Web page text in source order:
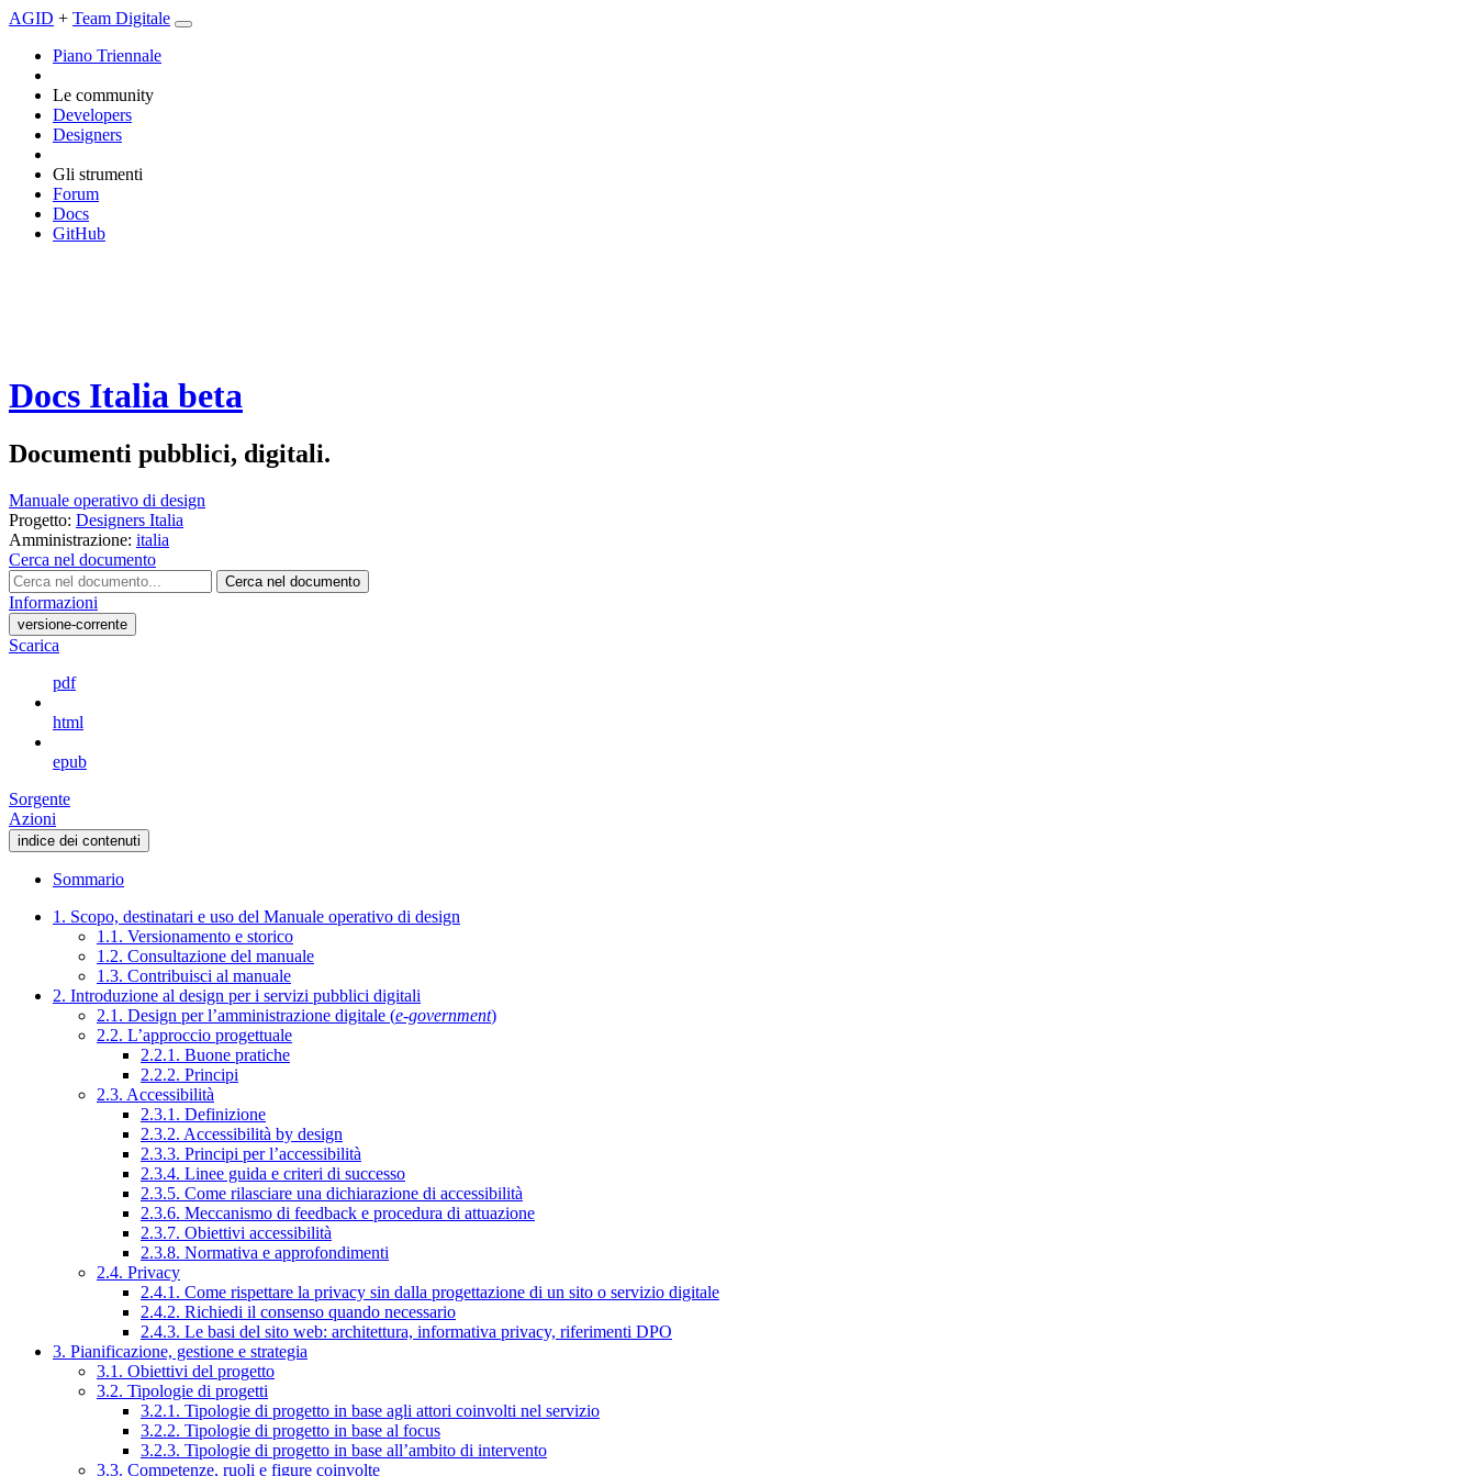
AGID + Team Digitale
Piano Triennale
Le community
Developers
Designers
Gli strumenti
Forum
Docs
GitHub
Docs Italia beta
Documenti pubblici, digitali.
Manuale operativo di design
Progetto: Designers Italia
Amministrazione: italia
Cerca nel documento
Cerca nel documento
Informazioni
versione-corrente
Scarica
pdf
html
epub
Sorgente
Azioni
indice dei contenuti
Sommario
1. Scopo, destinatari e uso del Manuale operativo di design
1.1. Versionamento e storico
1.2. Consultazione del manuale
1.3. Contribuisci al manuale
2. Introduzione al design per i servizi pubblici digitali
2.1. Design per l’amministrazione digitale (e-government)
2.2. L’approccio progettuale
2.2.1. Buone pratiche
2.2.2. Principi
2.3. Accessibilità
2.3.1. Definizione
2.3.2. Accessibilità by design
2.3.3. Principi per l’accessibilità
2.3.4. Linee guida e criteri di successo
2.3.5. Come rilasciare una dichiarazione di accessibilità
2.3.6. Meccanismo di feedback e procedura di attuazione
2.3.7. Obiettivi accessibilità
2.3.8. Normativa e approfondimenti
2.4. Privacy
2.4.1. Come rispettare la privacy sin dalla progettazione di un sito o servizio digitale
2.4.2. Richiedi il consenso quando necessario
2.4.3. Le basi del sito web: architettura, informativa privacy, riferimenti DPO
3. Pianificazione, gestione e strategia
3.1. Obiettivi del progetto
3.2. Tipologie di progetti
3.2.1. Tipologie di progetto in base agli attori coinvolti nel servizio
3.2.2. Tipologie di progetto in base al focus
3.2.3. Tipologie di progetto in base all’ambito di intervento
3.3. Competenze, ruoli e figure coinvolte